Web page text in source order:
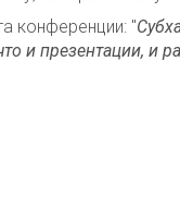
конференции: "С
и презентации, и